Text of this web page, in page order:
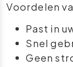
Voordelen
Past in
Snel
Geen